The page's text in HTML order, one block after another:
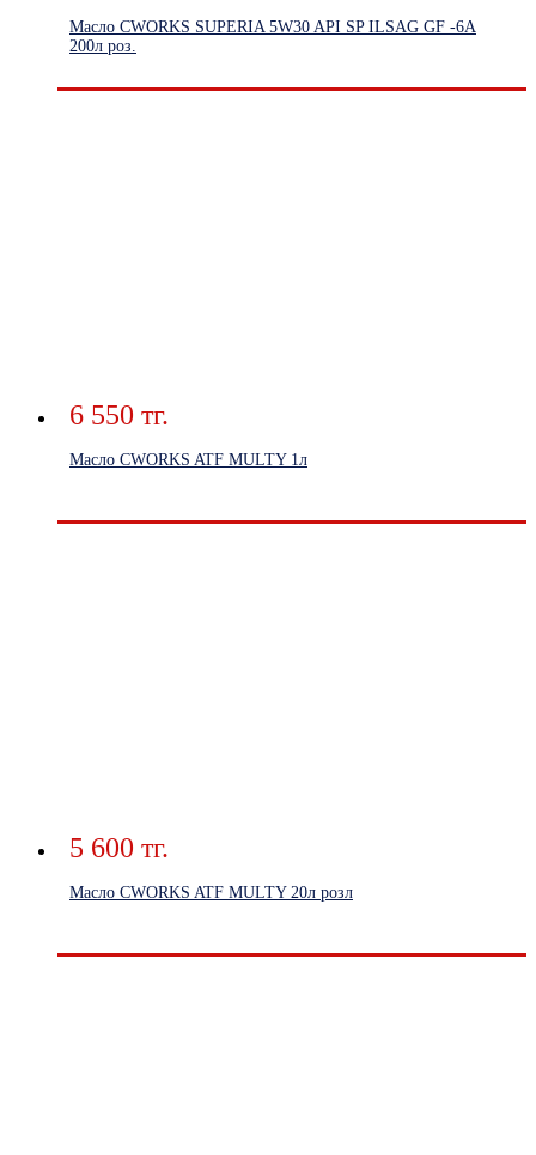
Масло CWORKS SUPERIA 5W30 API SP ILSAG GF -6A
200л роз.
6 550 тг.
Масло CWORKS ATF MULTY 1л
5 600 тг.
Масло CWORKS ATF MULTY 20л розл